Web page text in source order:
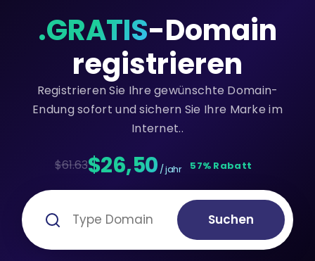
.GRATIS-Domain
registrieren
Registrieren Sie Ihre gewünschte Domain-
Endung sofort und sichern Sie Ihre Marke im
Internet..
$61.63$26,50 / jahr 57% Rabatt
Suchen